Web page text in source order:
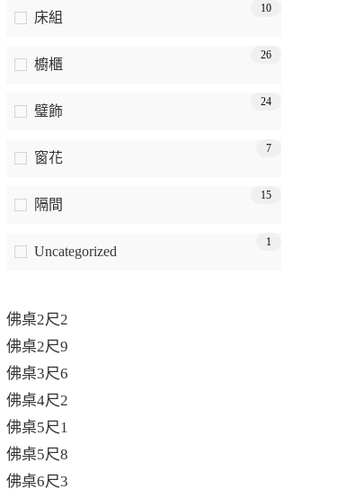
床組
10
櫥櫃
26
璧飾
24
窗花
7
隔間
15
Uncategorized
1
佛桌2尺2
佛桌2尺9
佛桌3尺6
佛桌4尺2
佛桌5尺1
佛桌5尺8
佛桌6尺3